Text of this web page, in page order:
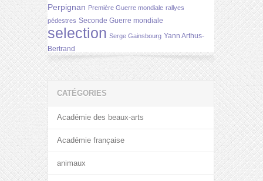
Perpignan Première Guerre mondiale rallyes
pédestres Seconde Guerre mondiale
selection Serge Gainsbourg Yann Arthus-
Bertrand
CATÉGORIES
Académie des beaux-arts
Académie française
animaux